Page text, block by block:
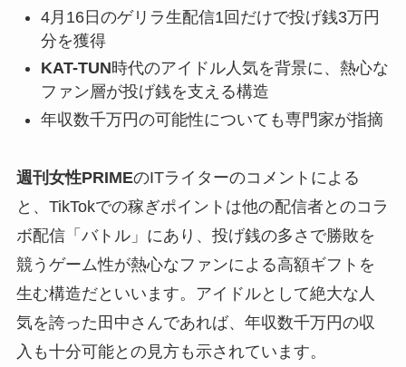
4月16日のゲリラ生配信1回だけで投げ銭3万円
分を獲得
KAT-TUN時代のアイドル人気を背景に、熱心な
ファン層が投げ銭を支える構造
年収数千万円の可能性についても専門家が指摘
週刊女性PRIMEのITライターのコメントによる
と、TikTokでの稼ぎポイントは他の配信者とのコラ
ボ配信「バトル」にあり、投げ銭の多さで勝敗を
競うゲーム性が熱心なファンによる高額ギフトを
生む構造だといいます。アイドルとして絶大な人
気を誇った田中さんであれば、年収数千万円の収
入も十分可能との見方も示されています。